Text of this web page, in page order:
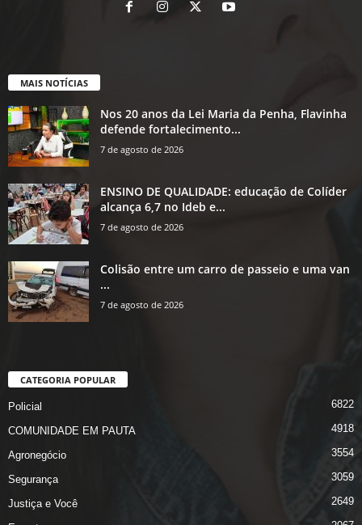
MAIS NOTÍCIAS
Nos 20 anos da Lei Maria da Penha, Flavinha
defende fortalecimento...
7 de agosto de 2026
ENSINO DE QUALIDADE: educação de Colíder
alcança 6,7 no Ideb e...
7 de agosto de 2026
Colisão entre um carro de passeio e uma van
...
7 de agosto de 2026
CATEGORIA POPULAR
Policial 6822
COMUNIDADE EM PAUTA 4918
Agronegócio 3554
Segurança 3059
Justiça e Você 2649